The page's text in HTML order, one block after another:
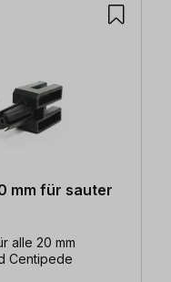
mm für sauter
alle 20 mm
Centipede